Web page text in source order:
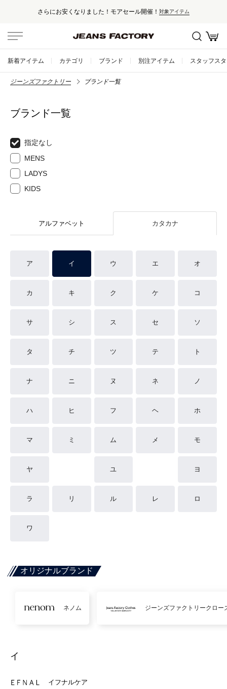
さらにお安くなりました！モアセール開催！ 対象アイテム
新着アイテム カテゴリ ブランド 別注アイテム スタッフス
ジーンズファクトリー ブランド一覧
ブランド一覧
指定なし
MENS
LADYS
KIDS
アルファベット カタカナ
ア イ ウ エ オ
カ キ ク ケ コ
サ シ ス セ ソ
タ チ ツ テ ト
ナ ニ ヌ ネ ノ
ハ ヒ フ ヘ ホ
マ ミ ム メ モ
ヤ ユ ヨ
ラ リ ル レ ロ
ワ
オリジナルブランド
ネノム ジーンズファクトリークロー
イ
イフナルケア